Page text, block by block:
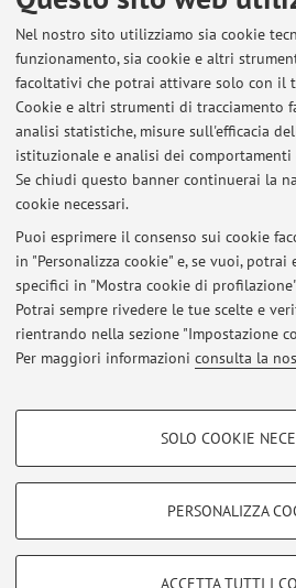
Nel nostro sito utilizziamo sia cookie
funzionamento, sia cookie e altri
facoltativi che potrai attivare solo con il
Cookie e altri strumenti di tracciamento
analisi statistiche, misure sull'efficacia
istituzionale e analisi dei
Se chiudi questo banner continuerai la
cookie necessari.
Puoi esprimere il consenso sui cookie
in "Personalizza cookie" e, se vuoi, potrai
specifici in "Mostra cookie di
Potrai sempre rivedere le tue scelte e
rientrando nella sezione "Impostazione
Per maggiori informazioni consulta la
COOKIE DI PROFILAZIONE -
COOKIE TECNICI - NECESSARI
SOLO COOKIE
PERSONALIZZA
ACCETTA TUTTI I
nel privato) - forma-merce (degli
sociali) ed esperienza sociale -
locale - trasformazioni urbane
...
Ultimi avvisi
ATTENZIONE: Modalità didattica prime
sviluppo e di Processi organizzativi e
Pubblicato il: 12 settembre 2022
Area riservata
Accedi tramiteloginper gestire tutti i